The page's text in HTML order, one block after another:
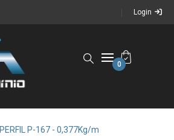
Login
0
PERFIL P-167 - 0,377Kg/m